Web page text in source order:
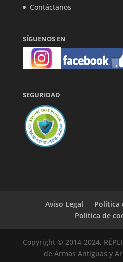
Contáctanos
SÍGUENOS EN
SEGURIDAD
Aviso Legal
Política
Política de
Copyright © 2014-2024,
de Armas Antiguas y